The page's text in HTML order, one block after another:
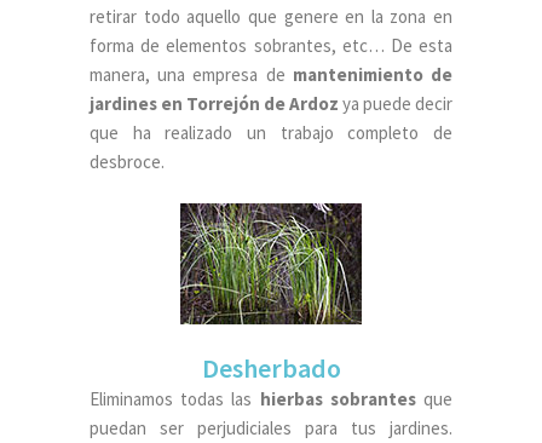
retirar todo aquello que genere en la zona en
forma de elementos sobrantes, etc… De esta
manera, una empresa de mantenimiento de
jardines en Torrejón de Ardoz ya puede decir
que ha realizado un trabajo completo de
desbroce.
Desherbado
Eliminamos todas las hierbas sobrantesque
puedan ser perjudiciales para tus jardines.